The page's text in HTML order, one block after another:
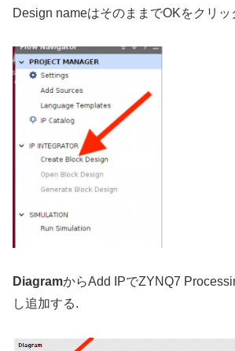
Design nameはそのままでOKをクリッ
DiagramからAdd IPでZYNQ7
し追加する.